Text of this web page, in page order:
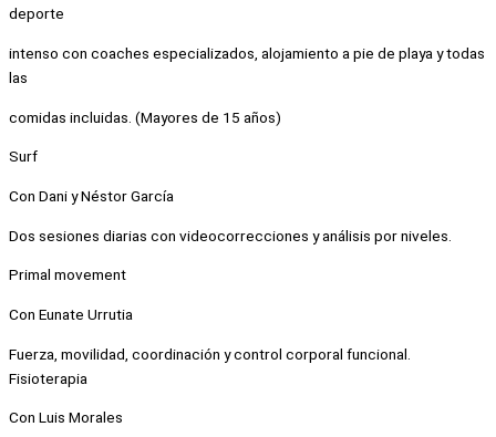
deporte
intenso con coaches especializados, alojamiento a pie de playa y todas
las
comidas incluidas. (Mayores de 15 años)
Surf
Con Dani y Néstor García
Dos sesiones diarias con videocorrecciones y análisis por niveles.
Primal movement
Con Eunate Urrutia
Fuerza, movilidad, coordinación y control corporal funcional.
Fisioterapia
Con Luis Morales